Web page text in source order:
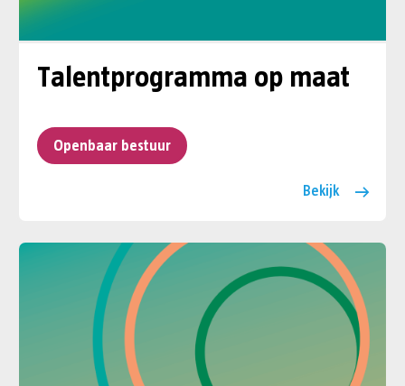
Talentprogramma op maat
Openbaar bestuur
Bekijk